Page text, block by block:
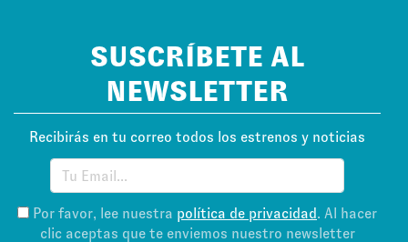
SUSCRÍBETE AL
NEWSLETTER
Recibirás en tu correo todos los estrenos y noticias
Por favor, lee nuestra política de privacidad. Al hacer
clic aceptas que te enviemos nuestro newsletter